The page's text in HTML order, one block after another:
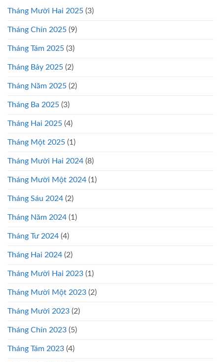
Tháng Mười Hai 2025 (3)
Tháng Chín 2025 (9)
Tháng Tám 2025 (3)
Tháng Bảy 2025 (2)
Tháng Năm 2025 (2)
Tháng Ba 2025 (3)
Tháng Hai 2025 (4)
Tháng Một 2025 (1)
Tháng Mười Hai 2024 (8)
Tháng Mười Một 2024 (1)
Tháng Sáu 2024 (2)
Tháng Năm 2024 (1)
Tháng Tư 2024 (4)
Tháng Hai 2024 (2)
Tháng Mười Hai 2023 (1)
Tháng Mười Một 2023 (2)
Tháng Mười 2023 (2)
Tháng Chín 2023 (5)
Tháng Tám 2023 (4)